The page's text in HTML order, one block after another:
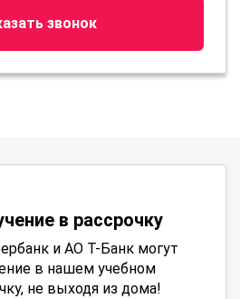
звонок
в рассрочку
и АО Т-Банк могут
в нашем учебном
не выходя из дома!